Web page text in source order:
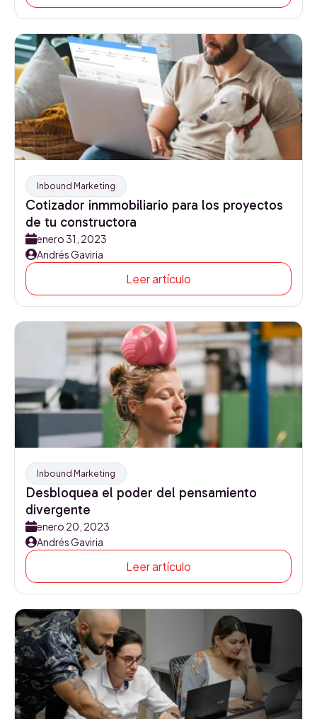
Inbound Marketing
Cotizador inmmobiliario para los proyectos
de tu constructora
enero 31, 2023
Andrés Gaviria
Leer artículo
Inbound Marketing
Desbloquea el poder del pensamiento
divergente
enero 20, 2023
Andrés Gaviria
Leer artículo